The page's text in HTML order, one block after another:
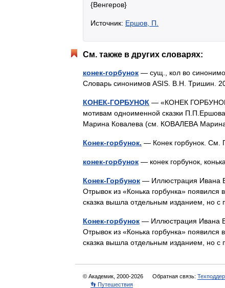
{Венгеров}
Источник: Ершов, П.
См. также в других словарях:
конек-горбунок — сущ., кол во
Словарь синонимов ASIS. В.Н. Тришин.
КОНЕК-ГОРБУНОК — «КОНЕК
мотивам одноименной сказки
Марина Ковалева (см. КОВАЛЕВА
Конек-горбунок. — Конек горбунок.
конек-горбунок — конек горбунок,
Конек-Горбунок — Иллюстрация Ивана
Отрывок из «Конька горбунка» появился
сказка вышла отдельным изданием, но
Конек-горбунок — Иллюстрация Ивана
Отрывок из «Конька горбунка» появился
сказка вышла отдельным изданием, но
© Академик, 2000-2026 Обратная связь:
👣 Путешествия